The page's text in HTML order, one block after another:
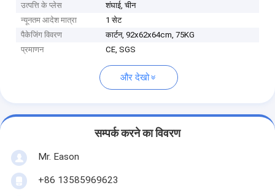
उत्पत्ति के प्लेस
शंघाई, चीन
न्यूनतम आदेश मात्रा
1 सेट
पैकेजिंग विवरण
कार्टन, 92x62x64cm, 75KG
प्रमाणन
CE, SGS
और देखो
सम्पर्क करने का विवरण
Mr. Eason
+86 13585969623